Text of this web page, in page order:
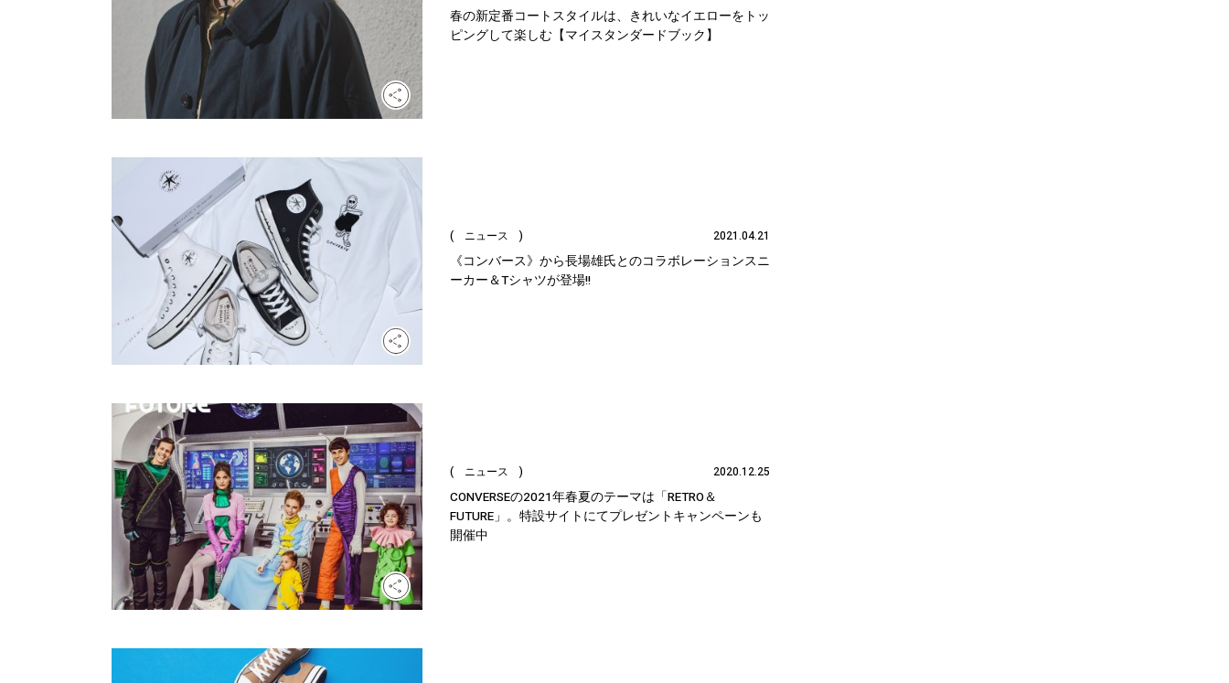
春の新定番コートスタイルは、きれいなイエローをトッ
ピングして楽しむ【マイスタンダードブック】
( ニュース ) 2021.04.21
《コンバース》から長場雄氏とのコラボレーションスニ
ーカー＆Tシャツが登場!!
( ニュース ) 2020.12.25
CONVERSEの2021年春夏のテーマは「RETRO＆
FUTURE」。特設サイトにてプレゼントキャンペーンも
開催中